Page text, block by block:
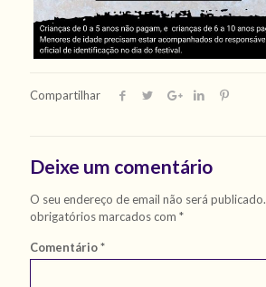
Compartilhar
Deixe um comentário
O seu endereço de email não será publicado.
obrigatórios marcados com *
Comentário*